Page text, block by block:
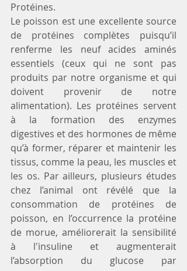
Protéines.
Le poisson est une excellente source
de protéines complètes puisqu’il
renferme les neuf acides aminés
essentiels (ceux qui ne sont pas
produits par notre organisme et qui
doivent provenir de notre
alimentation). Les protéines servent
à la formation des enzymes
digestives et des hormones de même
qu’à former, réparer et maintenir les
tissus, comme la peau, les muscles et
les os. Par ailleurs, plusieurs études
chez l’animal ont révélé que la
consommation de protéines de
poisson, en l’occurrence la protéine
de morue, améliorerait la sensibilité
à l'insuline et augmenterait
l’absorption du glucose par